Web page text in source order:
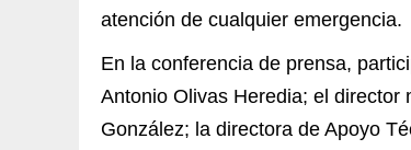
atención de cualquier emergencia.
En la conferencia de prensa,
Antonio Olivas Heredia; el director
González; la directora de Apoyo